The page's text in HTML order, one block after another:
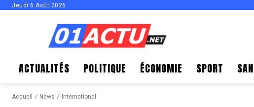
Jeudi 6 Août 2026
ACTUALITÉS POLITIQUE ÉCONOMIE SPORT
Accueil News International